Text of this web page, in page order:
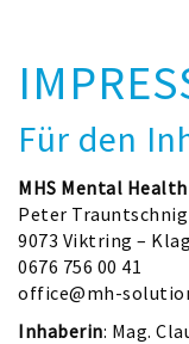
Für den
MHS Mental
Peter Trauntschnig
9073 Viktring –
0676 756 00 41
office@mh-
Inhaberin: Mag.